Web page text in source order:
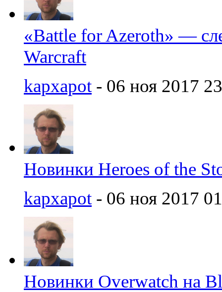
«Battle for Azeroth» —
Warcraft
kapxapot - 06 ноя 2017
Новинки Heroes of the
kapxapot - 06 ноя 2017
Новинки Overwatch на